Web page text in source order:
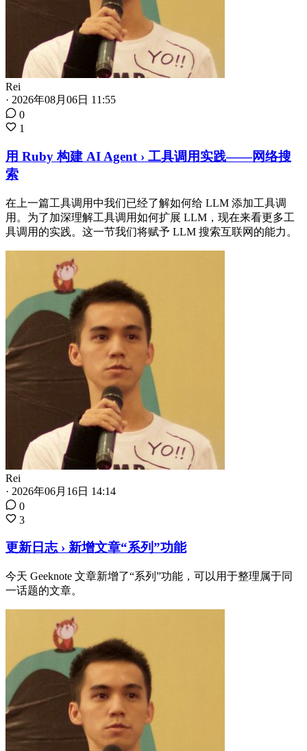
Rei
· 2026年08月06日 11:55
0
1
用 Ruby 构建 AI Agent › 工具调用实践——网络搜
索
在上一篇工具调用中我们已经了解如何给 LLM 添加工具调
用。为了加深理解工具调用如何扩展 LLM，现在来看更多工
具调用的实践。这一节我们将赋予 LLM 搜索互联网的能力。
Rei
· 2026年06月16日 14:14
0
3
更新日志 › 新增文章“系列”功能
今天 Geeknote 文章新增了“系列”功能，可以用于整理属于同
一话题的文章。